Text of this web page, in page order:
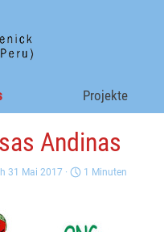
▼
Projekte
Andinas
31 Mai 2017 ·
1 Minuten